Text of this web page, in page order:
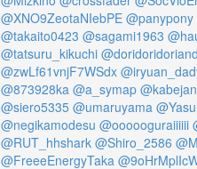
@XNO9ZeotaNIebPE @panypony
@takaito0423 @sagami1963
@tatsuru_kikuchi @doridoridoriand
@zwLf61vnjF7WSdx
@873928ka @a_symap
@siero5335 @umaruyama
@negikamodesu @oooooguraiiiiii
@RUT_hhshark @Shiro_2586
@FreeeEnergyTaka